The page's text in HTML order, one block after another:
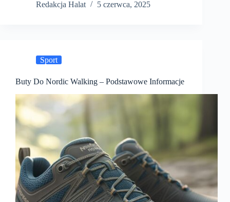
Redakcja Halat
5 czerwca, 2025
Sport
Buty Do Nordic Walking – Podstawowe Informacje